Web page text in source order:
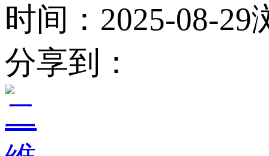
时间：2025-08-29
分享到：